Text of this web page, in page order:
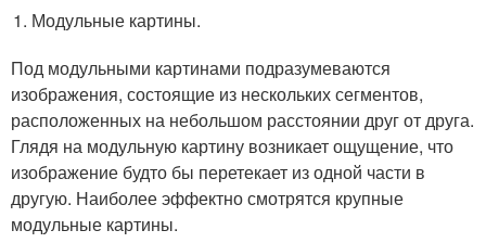
Модульные картины.
Под модульными картинами подразумеваются
изображения, состоящие из нескольких сегментов,
расположенных на небольшом расстоянии друг от друга.
Глядя на модульную картину возникает ощущение, что
изображение будто бы перетекает из одной части в
другую. Наиболее эффектно смотрятся крупные
модульные картины.